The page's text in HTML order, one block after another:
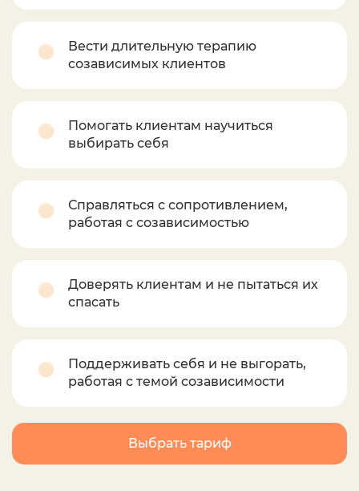
Вести длительную терапию
созависимых клиентов
Помогать клиентам научиться
выбирать себя
Справляться с сопротивлением,
работая с созависимостью
Доверять клиентам и не пытаться их
спасать
Поддерживать себя и не выгорать,
работая с темой созависимости
Выбрать тариф